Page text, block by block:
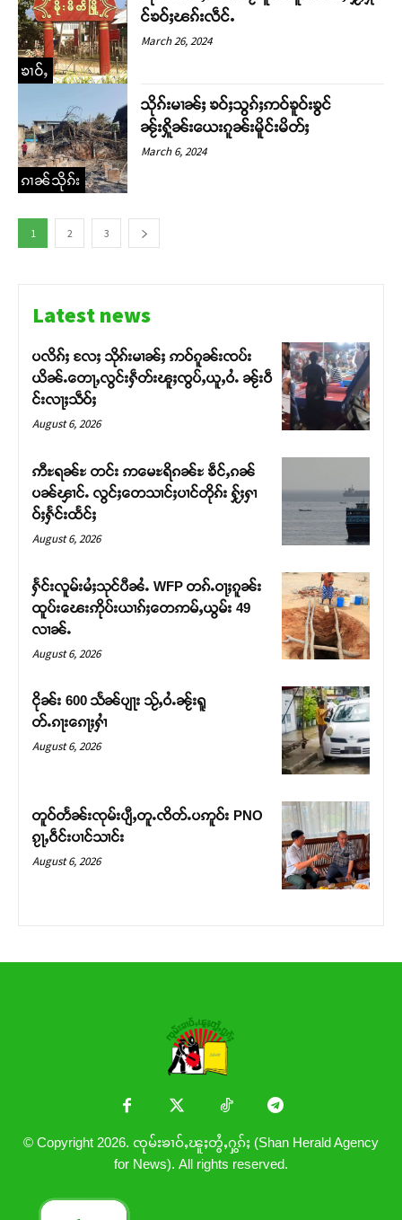
ၶၢဝ်ႇ
င်ၶဝ်ႈၽၵ်းလဵင်ႉ
March 26, 2024
ၵၢၼ်သိုၵ်း
သိုၵ်းမၢၼ်ႈ ၶဝ်ႈသွၵ်ႈဢဝ်ၶူဝ်းၶွင်
ၼႂ်းႁိူၼ်းယေးၵူၼ်းမိူင်းမိတ်ႈ
March 6, 2024
1 2 3
Latest news
ပလိၵ်ႈ လႄႈ သိုၵ်းမၢၼ်ႈ ဢဝ်ၵူၼ်းၸပ်း
ယိၼ်ႉတေႃႇလွင်းႁဵတ်းၽူႈၸွပ်ႇယူႇဝႆႉ ၼႂ်းဝဵ
င်းလႃႈသဵဝ်ႈ
August 6, 2026
ဢီႊရၼ်ႊ တင်း ဢမေႊရိၵၼ်ႊ ၶဵင်ႇၵၼ်
ပၼ်ၾၢင်ႉ လွင်ႈတေသၢင်ႈပၢင်တိုၵ်း ႁႂ်ႈႁၢ
ဝ်ႈႁႅင်းထႅင်ႈ
August 6, 2026
ႁႅင်းလူမ်းမႆႈသုင်ပီၼႆႉ WFP တၵ်ႉဝႃႈၵူၼ်း
ထူပ်းၽေးဢိုပ်းယၢၵ်ႈတေဢမ်ႇယွမ်း 49
လၢၼ်ႉ
August 6, 2026
ငိုၼ်း 600 သႅၼ်ပျႃး သႂ်ႇဝႆႉၼႂ်းရူ
တ်ႉၵႃးၵေႃႈႁၢႆ
August 6, 2026
တူဝ်တႅၼ်းၸုမ်းပျီႇတူႉၸိတ်ႉပဢူဝ်း PNO
ၵႂႃႇဝဵင်းပၢင်သၢင်း
August 6, 2026
© Copyright 2026. ၸုမ်းၶၢဝ်ႇၽူႈတွႆႇႁွၵ်ႈ (Shan Herald Agency
for News). All rights reserved.